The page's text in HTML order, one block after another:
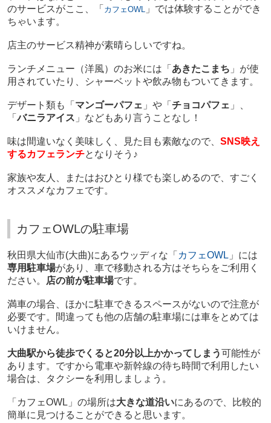
のサービスがここ、「 カフェOWL 」では体験することができ
ちゃいます。
店主のサービス精神が素晴らしいですね。
ランチメニュー（洋風）のお米には 「 あきたこまち 」が使
用されていたり、シャーベットや飲み物もついてきます。
デザート類も「 マンゴーパフェ 」や「 チョコパフェ 」、
「バニラアイス 」などもあり言うことなし！
味は間違いなく美味しく、見た目も素敵なので、 SNS映え
するカフェランチとなりそう♪
家族や友人、またはおひとり様でも楽しめるので、すごく
オススメなカフェです。
カフェOWLの駐車場
秋田県大仙市(大曲)にあるウッディな「 カフェOWL 」には
専用駐車場があり、車で移動される方はそちらをご利用く
ださい。
店の前が駐車場です。
満車の場合、ほかに駐車できるスペースがないので注意が
必要です。間違っても他の店舗の駐車場には車をとめては
いけません。
大曲駅から徒歩でくると20分以上かかってしまう可能性が
あります。ですから電車や新幹線の待ち時間で利用したい
場合は、タクシーを利用しましょう。
「カフェOWL」の場所は大きな道沿いにあるので、比較的
簡単に見つけることができると思います。